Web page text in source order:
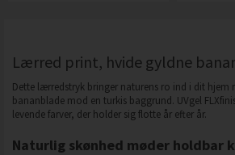
Lærred print, hvide gyldne
Dette lærredstryk bringer naturens ro ind i dit hjem
bananblade mod en turkis baggrund. UVgel
levende farver, der holder sig flotte år efter år.
Naturlig skønhed møder holdbar